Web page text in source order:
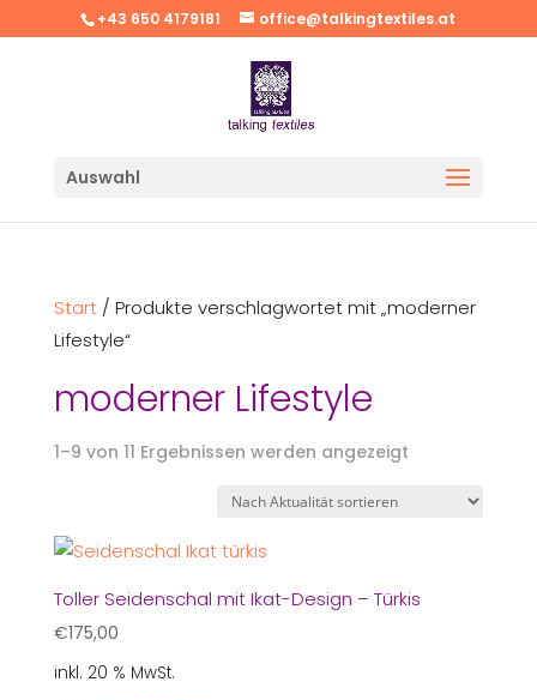
+43 650 4179181 office@talkingtextiles.at
Auswahl
Start/ Produkte verschlagwortet mit „moderner
Lifestyle“
moderner Lifestyle
1–9 von 11 Ergebnissen werden angezeigtNach
Toller Seidenschal mit Ikat-Design – Türkis
€175,00
inkl. 20 % MwSt.